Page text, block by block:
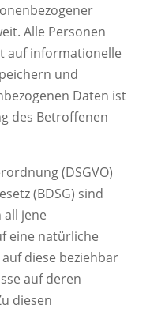
Alle Personen
auf informationelle
und
Daten ist
des Betroffenen
(DSGVO)
(BDSG) sind
all jene
eine natürliche
diese beziehbar
auf deren
diesen